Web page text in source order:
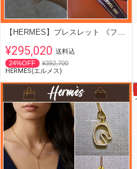
【HERMES】ブレスレット 《ファランドール》 TPM ローズゴールド
¥295,020 送料込
24%OFF
¥392,700
HERMES(エルメス)